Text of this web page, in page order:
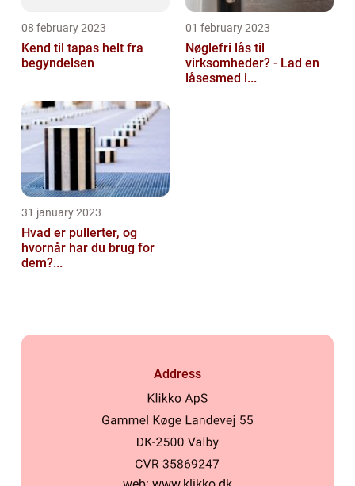
08 february 2023
Kend til tapas helt fra
begyndelsen
01 february 2023
Nøglefri lås til
virksomheder? - Lad en
låsesmed i...
31 january 2023
Hvad er pullerter, og
hvornår har du brug for
dem?...
Address